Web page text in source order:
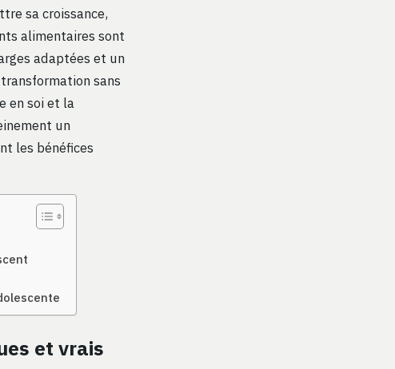
sa croissance,
alimentaires sont
adaptées et un
sans
en soi et la
un
les bénéfices
et vrais